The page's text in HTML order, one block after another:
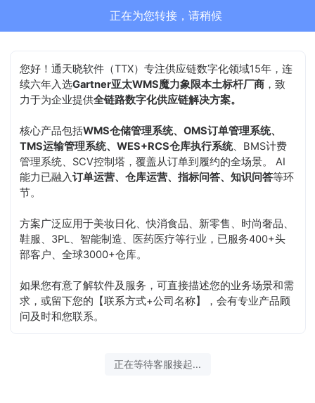
正在为您转接，请稍候
您好！通天晓软件（TTX）专注供应链数字化领域15年，连
续六年入选Gartner亚太WMS魔力象限本土标杆厂商 ，致
力于为企业提供全链路数字化供应链解决方案。
核心产品包括WMS仓储管理系统、OMS订单管理系统、
TMS运输管理系统、WES+RCS仓库执行系统、BMS计费
管理系统、SCV控制塔，覆盖从订单到履约的全场景。 AI
能力已融入订单运营、仓库运营、指标问答、知识问答等环
节。
方案广泛应用于美妆日化、快消食品、新零售、时尚奢品、
鞋服、3PL、智能制造、医药医疗等行业，已服务400+头
部客户、全球3000+仓库。
如果您有意了解软件及服务，可直接描述您的业务场景和需
求，或留下您的【联系方式+公司名称】，会有专业产品顾
问及时和您联系。
正在等待客服接起...